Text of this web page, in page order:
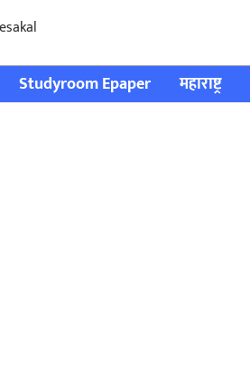
Studyroom Epaper महाराष्ट्र